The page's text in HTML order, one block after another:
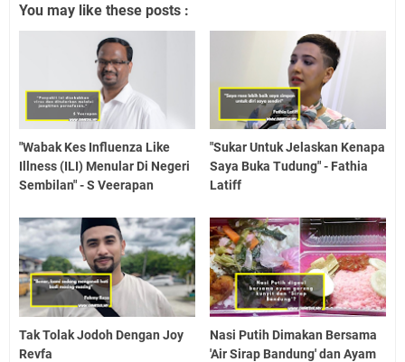
You may like these posts :
"Wabak Kes Influenza Like
Illness (ILI) Menular Di Negeri
Sembilan" - S Veerapan
"Sukar Untuk Jelaskan Kenapa
Saya Buka Tudung" - Fathia
Latiff
Tak Tolak Jodoh Dengan Joy
Revfa
Nasi Putih Dimakan Bersama
'Air Sirap Bandung' dan Ayam